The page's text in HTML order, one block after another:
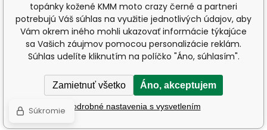
topánky kožené KMM moto crazy černé a partneri
potrebujú Váš súhlas na využitie jednotlivých údajov, aby
Vám okrem iného mohli ukazovať informácie týkajúce
sa Vašich záujmov pomocou personalizácie reklám.
Súhlas udelíte kliknutím na políčko "Áno, súhlasím".
Zamietnuť všetko Áno, akceptujem
Podrobné nastavenia s vysvetlením
Súkromie